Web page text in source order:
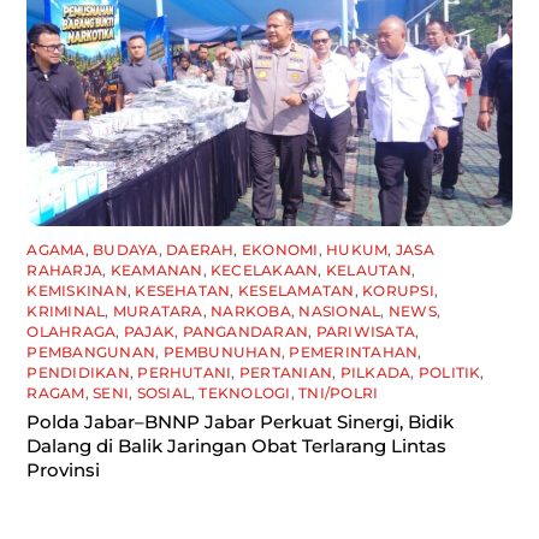
AGAMA, BUDAYA, DAERAH, EKONOMI, HUKUM, JASA
RAHARJA, KEAMANAN, KECELAKAAN, KELAUTAN,
KEMISKINAN, KESEHATAN, KESELAMATAN, KORUPSI,
KRIMINAL, MURATARA, NARKOBA, NASIONAL, NEWS,
OLAHRAGA, PAJAK, PANGANDARAN, PARIWISATA,
PEMBANGUNAN, PEMBUNUHAN, PEMERINTAHAN,
PENDIDIKAN, PERHUTANI, PERTANIAN, PILKADA, POLITIK,
RAGAM,SENI, SOSIAL,TEKNOLOGI,TNI/POLRI
Polda Jabar–BNNP Jabar Perkuat Sinergi, Bidik
Dalang di Balik Jaringan Obat Terlarang Lintas
Provinsi